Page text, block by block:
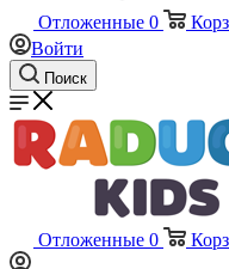
Отложенные 0
Войти
Поиск
Отложенные 0